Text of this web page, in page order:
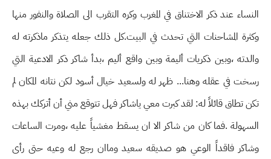
النساء عند ذكر الاختناق في المغرب وكره التقرب الى الصلاة والنفور منها
وكثرة المشاحنات التي تحدث في البيت.كل ذلك جعله يتذكر ماذكرته له
والدته ،وبين ذكريات أليمة وبين واقع أليم ،بدأ شاكر ذكر الادعية التي
رسخت في عقله وهنا... ظهر له ولسعيد خيال أسود لكن نتانه المكان لم
تكن تطاق قائلاً له: لقد كبرت معي ياشاكر فهل تتوقع مني أن أتركك بهذه
السهولة .فما كان من شاكر الا ان يسقط مغشياً عليه ،ومرت الساعات
وشاكر فاقداً الوعي هو صديقه سعيد وماان رجع له وعيه حتى رأى